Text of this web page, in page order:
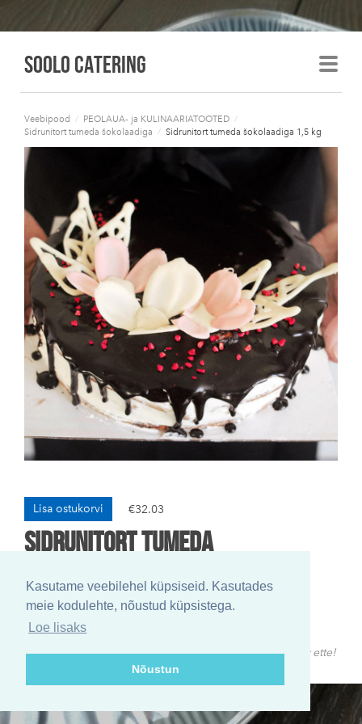
Kasutame veebilehel küpsiseid. Kasutades
meie kodulehte, nõustud küpsistega.
Loe lisaks
Nõustun
Soolo Catering
Veebipood / PEOLAUA- ja KULINAARIATOOTED /
Sidrunitort tumeda šokolaadiga / Sidrunitort tumeda šokolaadiga 1,5 kg
Lisa ostukorvi €32.03
Sidrunitort tumeda
šokolaadiga 1,5 kg
Tordi kujundus võib erineda pildil olevast.
NB! Palume peolauatooted tellida vähemalt üks tööpäev ette!